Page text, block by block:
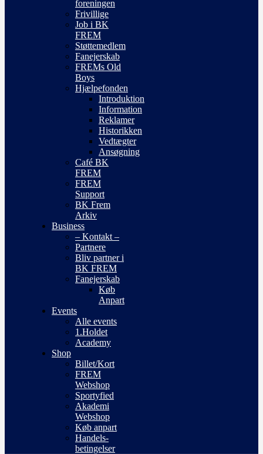
foreningen
Frivillige
Job i BK
FREM
Støttemedlem
Fanejerskab
FREMs Old
Boys
Hjælpefonden
Introduktion
Information
Reklamer
Historikken
Vedtægter
Ansøgning
Café BK
FREM
FREM
Support
BK Frem
Arkiv
Business
– Kontakt –
Partnere
Bliv partner i
BK FREM
Fanejerskab
Køb
Anpart
Events
Alle events
1.Holdet
Academy
Shop
Billet/Kort
FREM
Webshop
Sportyfied
Akademi
Webshop
Køb anpart
Handels-
betingelser